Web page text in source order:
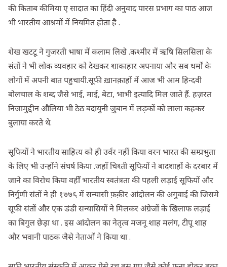
की किताब कीमिया ए सादात का हिंदी अनुवाद पारस प्रभाग का पाठ आज
भी भारतीय आश्रमों में नियमित होता है .
शेख खटटू ने गुजरती भाषा में कलाम लिखे .कश्मीर में ऋषि सिलसिला के
संतों ने भी लोक व्यवहार को देखकर शाकाहार अपनाया और सब धर्मों के
लोगों में अपनी बात पहुचायी.सूफी ख़ानक़ाहों में आज भी आम हिन्दवी
बोलचाल के शब्द जैसे भाई, माई, बेटा, भाभी इत्यादि मिल जाते हैं. हज़रत
निजामुद्दीन औलिया भी ठेठ बदायुनी ज़ुबान में लड़कों को लाला कहकर
बुलाया करते थे.
सूफियों ने भारतीय साहित्य को ही उर्वर नहीं किया वरन भारत की सम्प्रभुता
के लिए भी उन्होंने संघर्ष किया .जहाँ चिश्ती सूफियों ने बादशाहों के दरबार में
जाने का विरोध किया वहीँ भारतीय स्वतंत्रता की पहली लड़ाई सूफियों और
निर्गुणी संतों ने ही १७७६ में सन्यासी फ़क़ीर आंदोलन की अगुवाई की जिसमे
सूफी संतों और एक डंडी सन्यासियों ने मिलकर अंग्रेजों के खिलाफ लड़ाई
का बिगुल छेड़ा था . इस आंदोलन का नेतृत्व मजनू शाह मलंग, टीपू शाह
और भवानी पाठक जैसे नेताओं ने किया था .